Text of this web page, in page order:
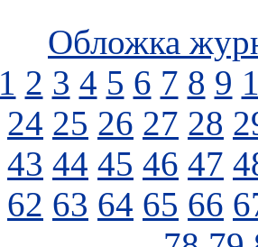
Обложка
1 2 3 4 5 6 7 8 9
24 25 26 27 28
43 44 45 46 47
62 63 64 65 66